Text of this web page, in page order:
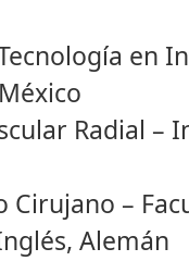
en
Radial
Cirujano –
Alemán